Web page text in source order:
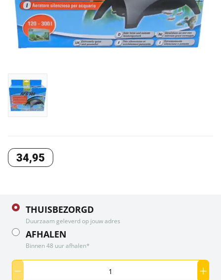
34,95
THUISBEZORGD
Duurzaam geleverd op jouw adres
AFHALEN
Binnen 48 uur afhalen*